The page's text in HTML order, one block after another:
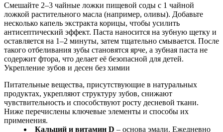
Смешайте 2–3 чайные ложки пищевой соды с 1 чайной
ложкой растительного масла (например, оливы). Добавьте
несколько капель экстракта корицы, чтобы усилить
антисептический эффект. Паста наносится на зубную щетку и
оставляется на 1–2 минуты, затем тщательно смывается. После
такого отбеливания зубы становятся ярче, а зубная паста не
содержит фтора, что делает её безопасной для детей.
Укрепление зубов и десен без химии
Питательные вещества, присутствующие в натуральных
продуктах, укрепляют структуру зубов, снижают
чувствительность и способствуют росту десневой ткани.
Ниже перечислены ключевые элементы и способы их
применения.
Кальций и витамин D – основа эмали. Ежедневно